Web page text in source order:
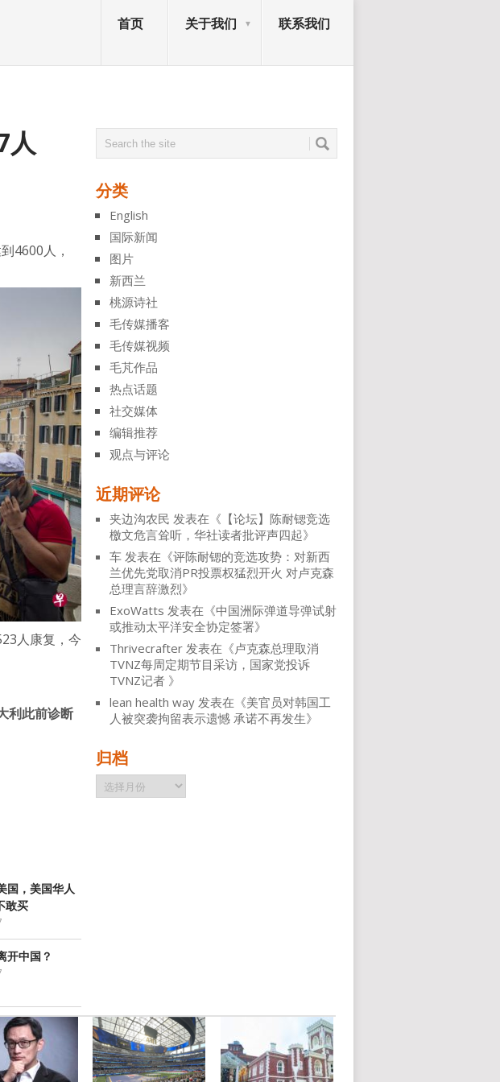
首页 关于我们 联系我们
人
4600人，
人康复，今
利此前诊断
国，美国华人
敢买
开中国？
分类
English
国际新闻
图片
新西兰
桃源诗社
毛传媒播客
毛传媒视频
毛芃作品
热点话题
社交媒体
编辑推荐
观点与评论
近期评论
夹边沟农民 发表在《 【论坛】陈耐锶竞选
檄文危言耸听，华社读者批评声四起》
车 发表在《评陈耐锶的竞选攻势：对新西
兰优先党取消PR投票权猛烈开火 对卢克森
总理言辞激烈》
ExoWatts 发表在《中国洲际弹道导弹试射
或推动太平洋安全协定签署》
Thrivecrafter 发表在《卢克森总理取消
TVNZ每周定期节目采访，国家党投诉
TVNZ记者 》
lean health way 发表在《美官员对韩国工
人被突袭拘留表示遗憾 承诺不再发生》
归档
归
档